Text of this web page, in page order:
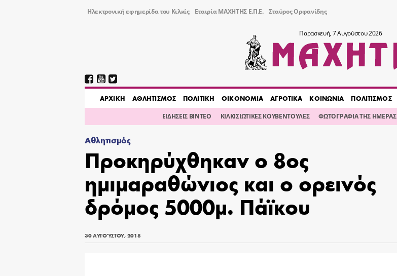
Ηλεκτρονική εφημερίδα του Κιλκίς Εταιρία ΜΑΧΗΤΗΣ Ε.Π.Ε. Σταύρος Ορφανίδης
Παρασκευή, 7 Αυγούστου 2026
AΡΧΙΚΗ ΑΘΛΗΤΙΣΜΟΣ ΠΟΛΙΤΙΚΗ ΟΙΚΟΝΟΜΙΑ ΑΓΡΟΤΙΚΑ ΚΟΙΝΩΝΙΑ ΠΟΛΙΤΙΣΜΟΣ
ΕΙΔΗΣΕΙΣ ΒΙΝΤΕΟ ΚΙΛΚΙΣΙΩΤΙΚΕΣ ΚΟΥΒΕΝΤΟΥΛΕΣ ΦΩΤΟΓΡΑΦΙΑ ΤΗΣ ΗΜΕΡΑΣ
Αθλητισμός
Προκηρύχθηκαν ο 8ος
ημιμαραθώνιος και ο ορεινός
δρόμος 5000μ. Πάϊκου
30 ΑΥΓΟΎΣΤΟΥ, 2018